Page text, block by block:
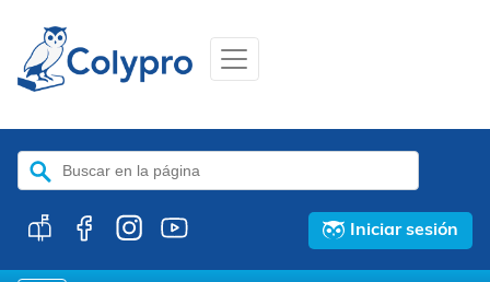
Buscar:
Iniciar sesión